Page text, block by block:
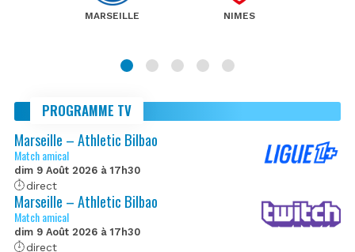
MARSEILLE NIMES
PROGRAMME TV
Marseille – Athletic Bilbao
Match amical
dim 9 Août 2026 à 17h30
direct
Marseille – Athletic Bilbao
Match amical
dim 9 Août 2026 à 17h30
direct